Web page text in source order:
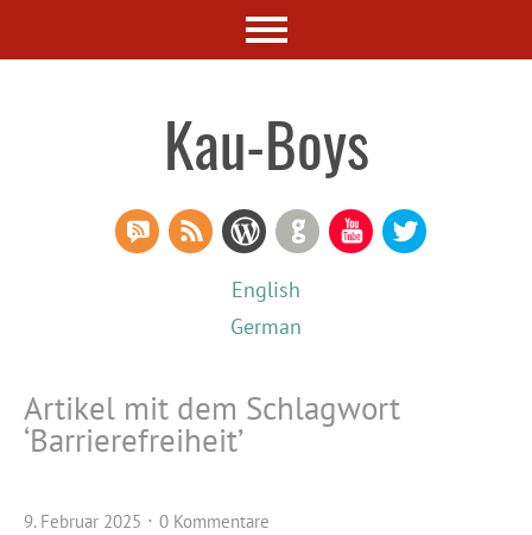
Kau-Boys
YouTube
GitHub
WordPress
RSS Feed
RSS Comments
English
German
Artikel mit dem Schlagwort
‘Barrierefreiheit’
9. Februar 2025 0 Kommentare